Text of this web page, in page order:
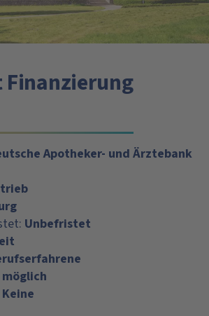
Apotheker- und Ärztebank
Unbefristet
möglich
Keine